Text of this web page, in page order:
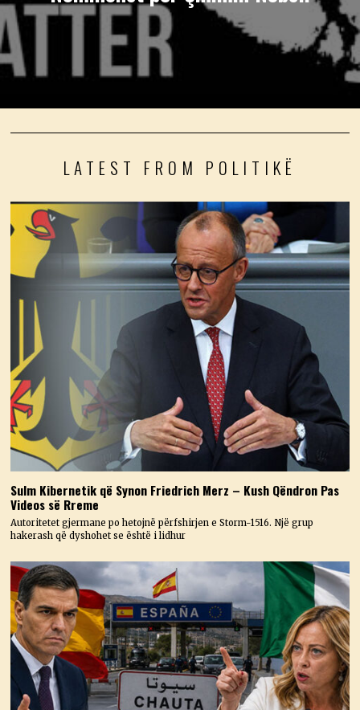
LATEST FROM POLITIKË
Sulm Kibernetik që Synon Friedrich Merz – Kush Qëndron Pas
Videos së Rreme
Autoritetet gjermane po hetojnë përfshirjen e Storm-1516. Një grup
hakerash që dyshohet se është i lidhur